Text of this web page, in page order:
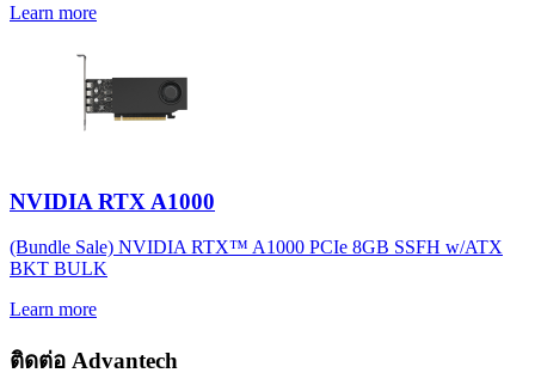
Learn more
NVIDIA RTX A1000
(Bundle Sale) NVIDIA RTX™ A1000 PCIe 8GB SSFH w/ATX
BKT BULK
Learn more
ติดต่อ Advantech